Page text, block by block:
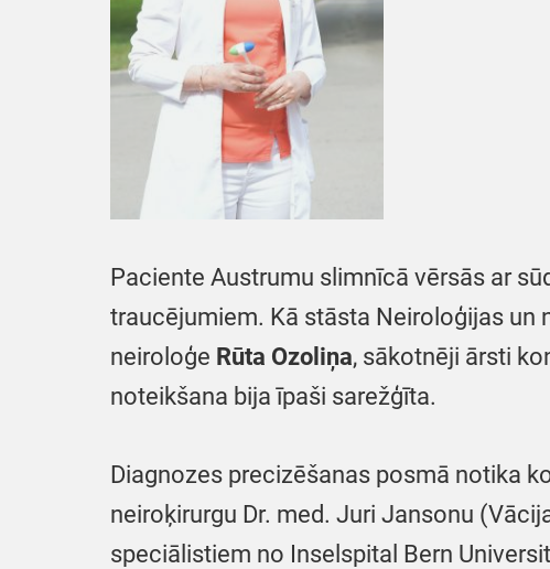
Paciente Austrumu slimnīcā vērsās ar
traucējumiem. Kā stāsta Neiroloģijas un
neiroloģe Rūta Ozoliņa, sākotnēji ārsti
noteikšana bija īpaši sarežģīta.
Diagnozes precizēšanas posmā notika
neiroķirurgu Dr. med. Juri Jansonu
speciālistiem no Inselspital Bern